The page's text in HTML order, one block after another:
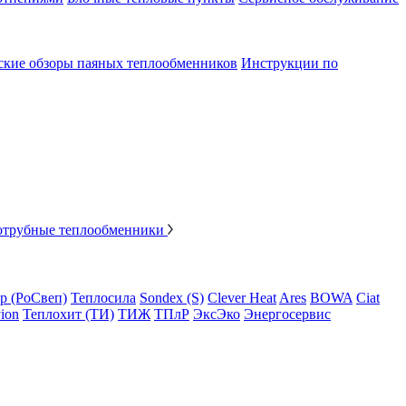
обзоры паяных теплообменников Инструкции по
теплообменники
(РоСвеп) Теплосила Sondex (S) Clever Heat Ares BOWA Ciat
Теплохит (ТИ) ТИЖ ТПлР ЭксЭко Энергосервис